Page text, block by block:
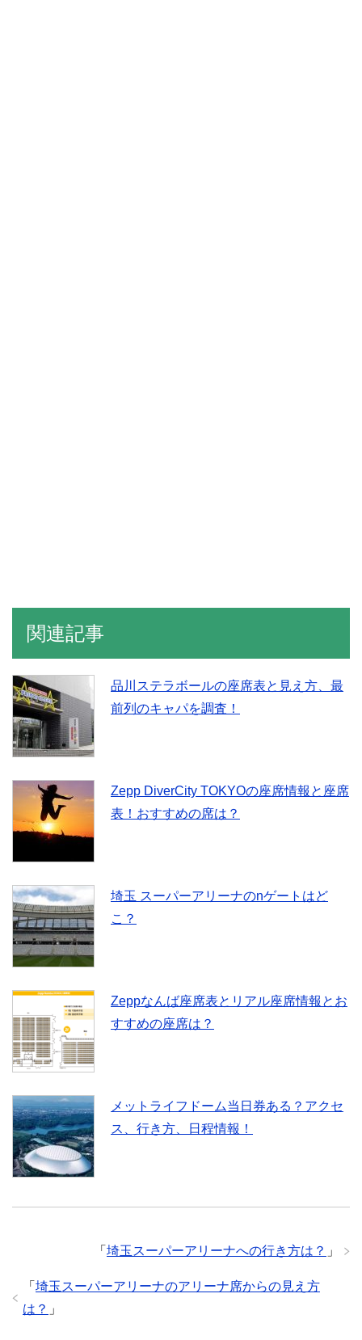
関連記事
品川ステラボールの座席表と見え方、最
前列のキャパを調査！
Zepp DiverCity TOKYOの座席情報と座席
表！おすすめの席は？
埼玉 スーパーアリーナのnゲートはど
こ？
Zeppなんば座席表とリアル座席情報とお
すすめの座席は？
メットライフドーム当日券ある？アクセ
ス、行き方、日程情報！
「 埼玉スーパーアリーナへの行き方は？ 」
「 埼玉スーパーアリーナのアリーナ席からの見え方
は？ 」